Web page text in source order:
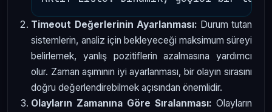
Timeout Değerlerinin Ayarlanması: Durum tutan
sistemlerin, analiz için bekleyeceği maksimum süreyi
belirlemek, yanlış pozitiflerin azalmasına yardımcı
olur. Zaman aşımının iyi ayarlanması, bir olayın sırasını
doğru değerlendirebilmek açısından önemlidir.
Olayların Zamanına Göre Sıralanması: Olayların